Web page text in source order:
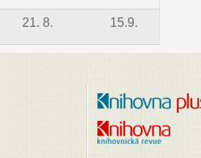
21. 8. 15.9.